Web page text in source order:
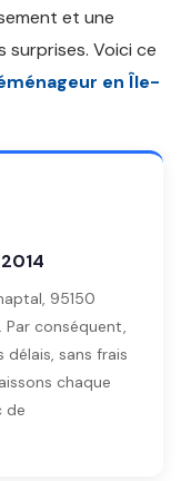
et une
surprises. Voici ce
en Île-
95150
Par conséquent,
sans frais
chaque
de